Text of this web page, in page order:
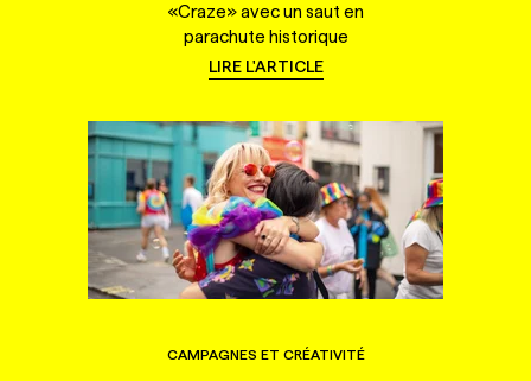
«Craze» avec un saut en
parachute historique
LIRE L'ARTICLE
CAMPAGNES ET CRÉATIVITÉ